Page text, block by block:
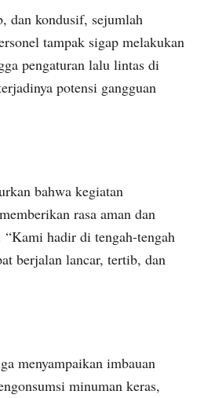
dan kondusif, sejumlah
tampak sigap melakukan
pengaturan lalu lintas di
potensi gangguan
bahwa kegiatan
rasa aman dan
“Kami hadir di tengah-tengah
berjalan lancar, tertib, dan
menyampaikan imbauan
minuman keras,